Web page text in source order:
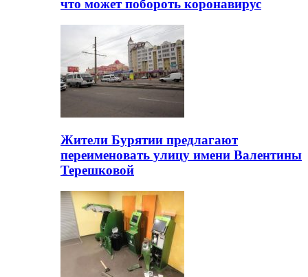
что может побороть коронавирус
Жители Бурятии предлагают
переименовать улицу имени Валентины
Терешковой